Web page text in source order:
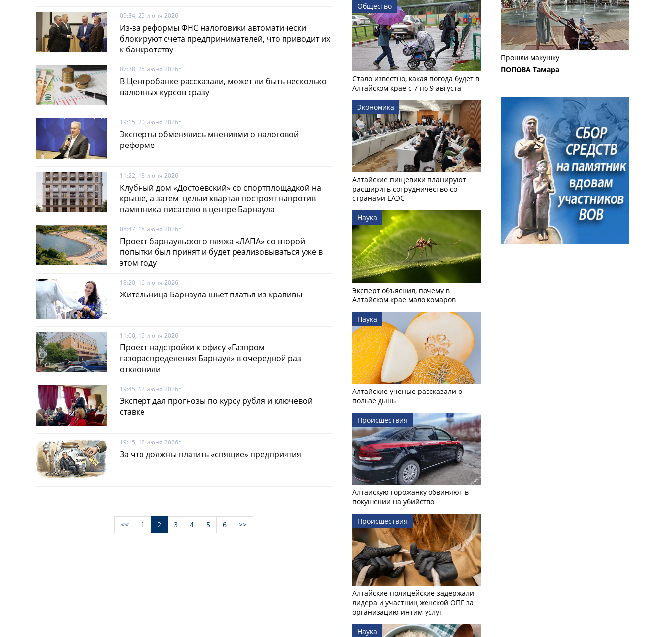
09:34, 25 июня 2026г
Из-за реформы ФНС налоговики автоматически
блокируют счета предпринимателей, что приводит их
к банкротству
07:38, 25 июня 2026г
В Центробанке рассказали, может ли быть несколько
валютных курсов сразу
19:15, 20 июня 2026г
Эксперты обменялись мнениями о налоговой
реформе
11:22, 18 июня 2026г
Клубный дом «Достоевский» со спортплощадкой на
крыше, а затем целый квартал построят напротив
памятника писателю в центре Барнаула
08:47, 18 июня 2026г
Проект барнаульского пляжа «ЛАПА» со второй
попытки был принят и будет реализовываться уже в
этом году
18:20, 16 июня 2026г
Жительница Барнаула шьет платья из крапивы
11:00, 15 июня 2026г
Проект надстройки к офису «Газпром
газораспределения Барнаул» в очередной раз
отклонили
19:45, 12 июня 2026г
Эксперт дал прогнозы по курсу рубля и ключевой
ставке
19:15, 12 июня 2026г
За что должны платить «спящие» предприятия
<< 1 2 3 4 5 6 >>
Общество
Стало известно, какая погода будет в
Алтайском крае с 7 по 9 августа
Экономика
Алтайские пищевики планируют
расширить сотрудничество со
странами ЕАЭС
Наука
Эксперт объяснил, почему в
Алтайском крае мало комаров
Наука
Алтайские ученые рассказали о
пользе дынь
Происшествия
Алтайскую горожанку обвиняют в
покушении на убийство
Происшествия
Алтайские полицейские задержали
лидера и участниц женской ОПГ за
организацию интим-услуг
Наука
Прошли макушку
ПОПОВА Тамара